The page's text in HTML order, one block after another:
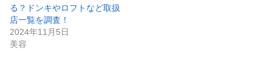
る？ドンキやロフトなど取扱
店一覧を調査！
2024年11月5日
美容